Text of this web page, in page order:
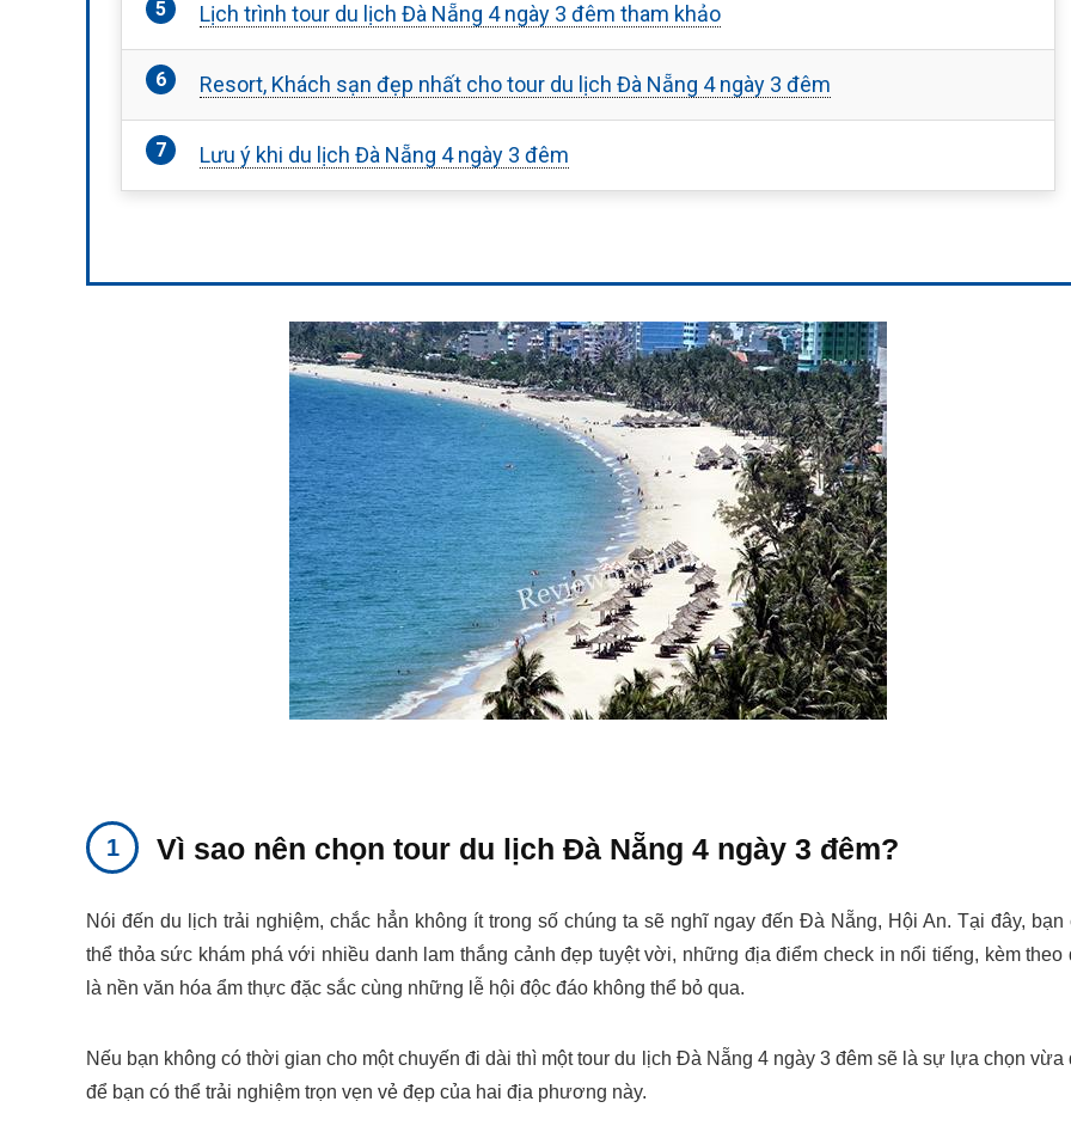
Lịch trình tour du lịch Đà Nẵng 4 ngày 3 đêm tham khảo
Resort, Khách sạn đẹp nhất cho tour du lịch Đà Nẵng 4 ngày 3 đêm
Lưu ý khi du lịch Đà Nẵng 4 ngày 3 đêm
Vì sao nên chọn tour du lịch Đà Nẵng 4 ngày 3 đêm?
Nói đến du lịch trải nghiệm, chắc hẳn không ít trong số chúng ta sẽ nghĩ ngay đến Đà Nẵng, Hội An. Tại đây, bạn
thể thỏa sức khám phá với nhiều danh lam thắng cảnh đẹp tuyệt vời, những địa điểm check in nổi tiếng, kèm theo
là nền văn hóa ẩm thực đặc sắc cùng những lễ hội độc đáo không thể bỏ qua.
Nếu bạn không có thời gian cho một chuyến đi dài thì một tour du lịch Đà Nẵng 4 ngày 3 đêm sẽ là sự lựa chọn vừa
để bạn có thể trải nghiệm trọn vẹn vẻ đẹp của hai địa phương này.